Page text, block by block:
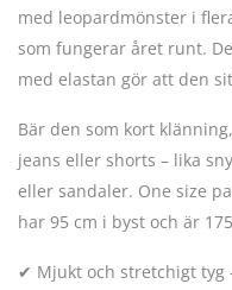
med leopardmönster i
som fungerar året runt.
med elastan gör att den
Bär den som kort
jeans eller shorts – lika
eller sandaler. One size
har 95 cm i byst och är
✔ Mjukt och stretchigt tyg